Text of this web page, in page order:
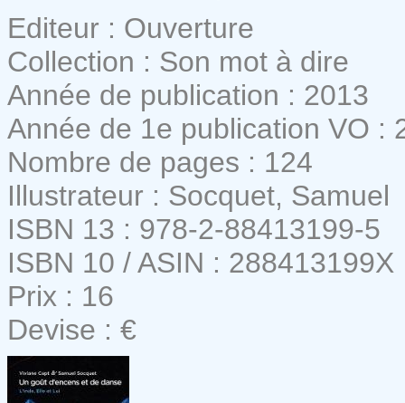
Editeur : Ouverture
Collection : Son mot à dire
Année de publication : 2013
Année de 1e publication VO :
Nombre de pages : 124
Illustrateur : Socquet, Samuel
ISBN 13 : 978-2-88413199-5
ISBN 10 / ASIN : 288413199X
Prix : 16
Devise : €